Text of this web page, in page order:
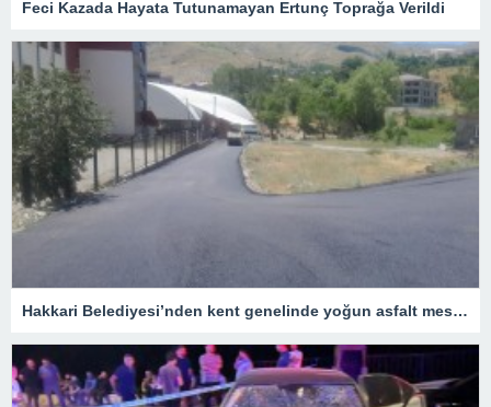
Feci Kazada Hayata Tutunamayan Ertunç Toprağa Verildi
Hakkari Belediyesi’nden kent genelinde yoğun asfalt mesaisi